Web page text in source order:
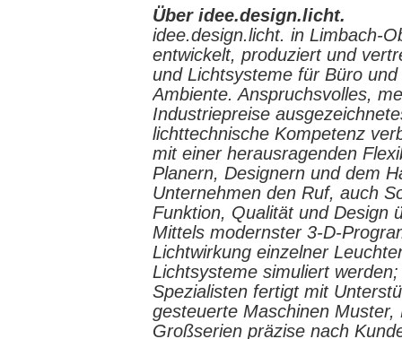
Über idee.design.licht.
idee.design.licht. in Limbach-
entwickelt, produziert und
und Lichtsysteme für Büro
Ambiente. Anspruchsvolles,
Industriepreise
lichttechnische Kompetenz
mit einer herausragenden
Planern, Designern und dem
Unternehmen den Ruf, auch
Funktion, Qualität und Design
Mittels modernster 3-D-
Lichtwirkung einzelner
Lichtsysteme simuliert
Spezialisten fertigt mit
gesteuerte Maschinen Muster,
Großserien präzise nach